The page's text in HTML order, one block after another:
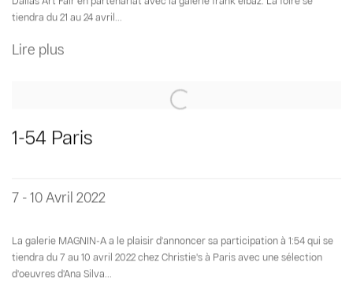
tiendra du 21 au 24 avril...
Lire plus
1-54 Paris
7 - 10 Avril 2022
La galerie MAGNIN-A a le plaisir d'annoncer sa participation à 1:54 qui se
tiendra du 7 au 10 avril 2022 chez Christie's à Paris avec une sélection
d'oeuvres d'Ana Silva...